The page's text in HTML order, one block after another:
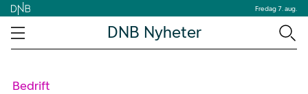
Fredag 7. aug.
DNB Nyheter
Bedrift